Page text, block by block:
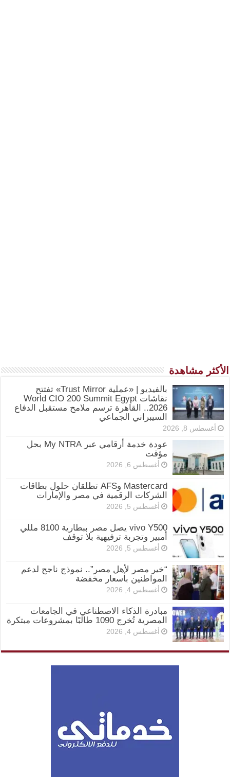
الأكثر مشاهدة
بالفيديو | «عملية Trust Mirror» تفتتح
نقاشات World CIO 200 Summit Egypt
2026.. القاهرة ترسم ملامح مستقبل الدفاع
السيبراني الجماعي
أغسطس 8, 2026
عودة خدمة أرقامي عبر My NTRA بحل
مؤقت
أغسطس 6, 2026
Mastercard وAFS تطلقان حلول بطاقات
الشركات الرقمية في مصر والإمارات
أغسطس 5, 2026
vivo Y500 يصل مصر ببطارية 8100 مللي
أمبير وتجربة ترفيهية بلا توقف
أغسطس 5, 2026
“خير مصر لأهل مصر”.. نموذج ناجح لدعم
المواطنين بأسعار مخفضة
أغسطس 4, 2026
مبادرة الذكاء الاصطناعي في الجامعات
المصرية تُخرج 1090 طالبًا بمشروعات مبتكرة
أغسطس 4, 2026